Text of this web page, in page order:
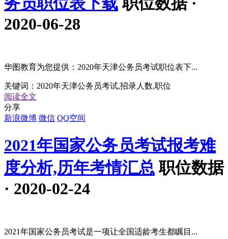
2020-06-28
华图教育为您提供：2020年天津公务员考试职位表下...
关键词： 2020年天津公务员考试,招录人数,职位
阅读全文
分享
新浪微博 微信 QQ空间
2021年国家公务员考试报考难
度分析,历年考情汇总 职位数据
· 2020-02-24
2021年国家公务员考试是一项让全国适龄考生都瞩目...